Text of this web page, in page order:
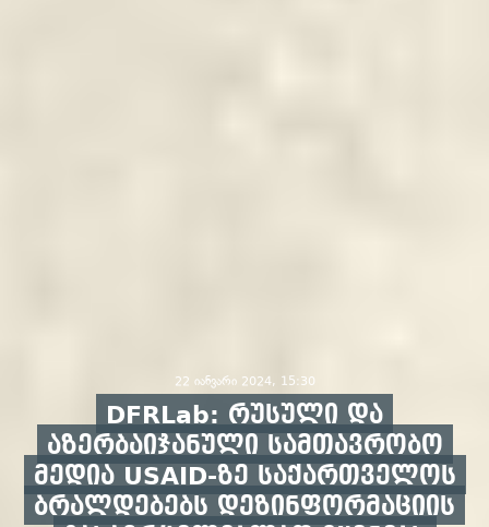
22 იანვარი 2024, 15:30
DFRLab: რუსული და
აზერბაიჯანული სამთავრობო
მედია USAID-ზე საქართველოს
ბრალდებებს დეზინფორმაციის